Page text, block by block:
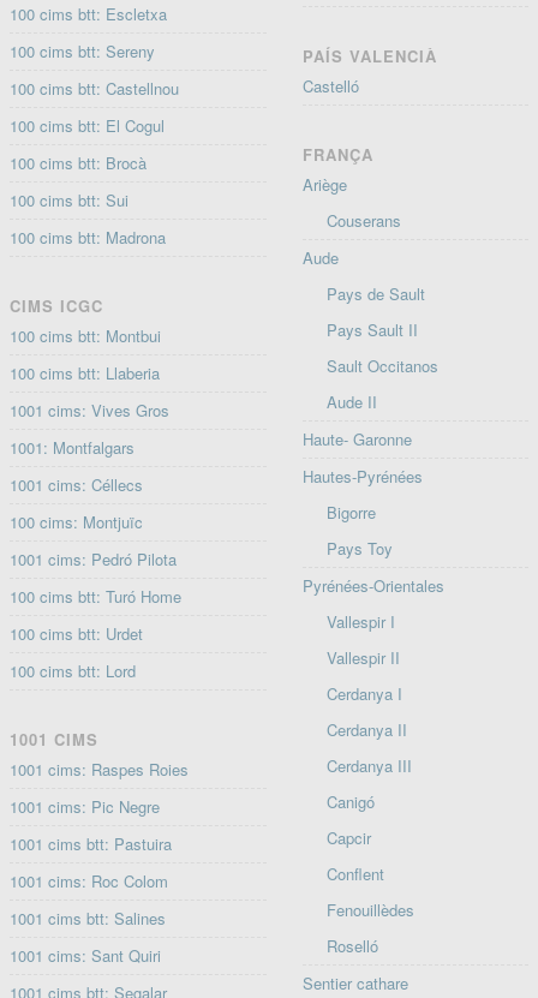
100 cims btt: Escletxa
100 cims btt: Sereny
100 cims btt: Castellnou
100 cims btt: El Cogul
100 cims btt: Brocà
100 cims btt: Sui
100 cims btt: Madrona
CIMS ICGC
100 cims btt: Montbui
100 cims btt: Llaberia
1001 cims: Vives Gros
1001: Montfalgars
1001 cims: Céllecs
100 cims: Montjuïc
1001 cims: Pedró Pilota
100 cims btt: Turó Home
100 cims btt: Urdet
100 cims btt: Lord
1001 CIMS
1001 cims: Raspes Roies
1001 cims: Pic Negre
1001 cims btt: Pastuira
1001 cims: Roc Colom
1001 cims btt: Salines
1001 cims: Sant Quiri
1001 cims btt: Segalar
PAÍS VALENCIÀ
Castelló
FRANÇA
Ariège
Couserans
Aude
Pays de Sault
Pays Sault II
Sault Occitanos
Aude II
Haute- Garonne
Hautes-Pyrénées
Bigorre
Pays Toy
Pyrénées-Orientales
Vallespir I
Vallespir II
Cerdanya I
Cerdanya II
Cerdanya III
Canigó
Capcir
Conflent
Fenouillèdes
Roselló
Sentier cathare